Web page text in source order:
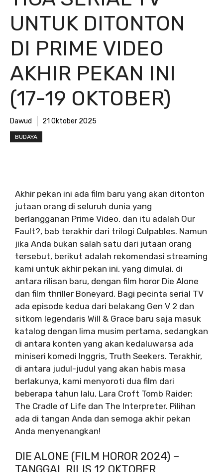
UNTUK DITONTON
DI PRIME VIDEO
AKHIR PEKAN INI
(17-19 OKTOBER)
Dawud 21 Oktober 2025
BUDAYA
Akhir pekan ini ada film baru yang akan ditonton
jutaan orang di seluruh dunia yang
berlangganan Prime Video, dan itu adalah Our
Fault?, bab terakhir dari trilogi Culpables. Namun
jika Anda bukan salah satu dari jutaan orang
tersebut, berikut adalah rekomendasi streaming
kami untuk akhir pekan ini, yang dimulai, di
antara rilisan baru, dengan film horor Die Alone
dan film thriller Boneyard. Bagi pecinta serial TV
ada episode kedua dari belakang Gen V 2 dan
sitkom legendaris Will & Grace baru saja masuk
katalog dengan lima musim pertama, sedangkan
di antara konten yang akan kedaluwarsa ada
miniseri komedi Inggris, Truth Seekers. Terakhir,
di antara judul-judul yang akan habis masa
berlakunya, kami menyoroti dua film dari
beberapa tahun lalu, Lara Croft Tomb Raider:
The Cradle of Life dan The Interpreter. Pilihan
ada di tangan Anda dan semoga akhir pekan
Anda menyenangkan!
DIE ALONE (FILM HOROR 2024) –
TANGGAL RILIS 12 OKTOBER